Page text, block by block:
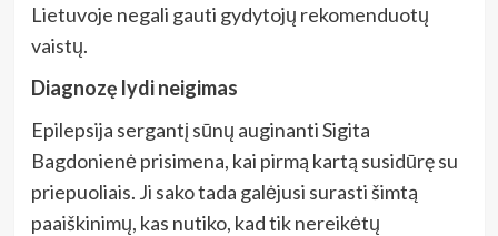
Lietuvoje negali gauti gydytojų rekomenduotų
vaistų.
Diagnozę lydi neigimas
Epilepsija sergantį sūnų auginanti Sigita
Bagdonienė prisimena, kai pirmą kartą susidūrę su
priepuoliais. Ji sako tada galėjusi surasti šimtą
paaiškinimų, kas nutiko, kad tik nereikėtų